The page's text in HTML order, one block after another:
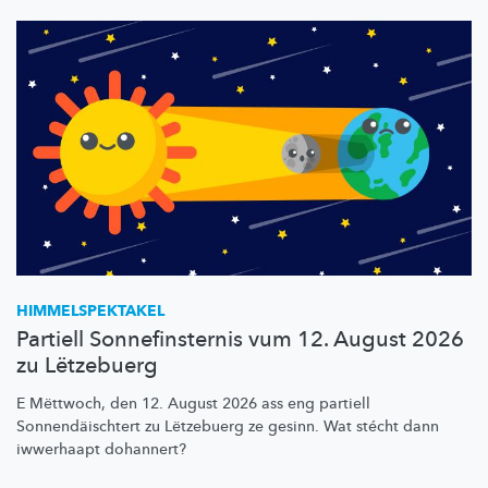
HIMMELSPEKTAKEL
Partiell Sonnefinsternis vum 12. August 2026
zu Lëtzebuerg
E Mëttwoch, den 12. August 2026 ass eng partiell
Sonnendäischtert zu Lëtzebuerg ze gesinn. Wat stécht dann
iwwerhaapt dohannert?